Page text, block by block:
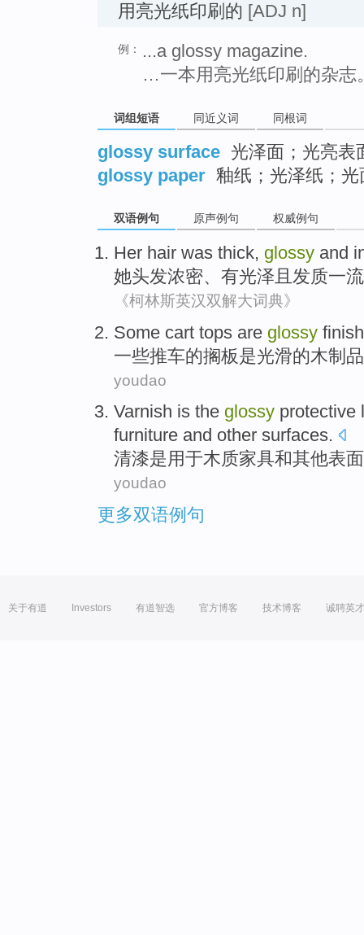
用亮光纸印刷的 [ADJ n]
例：
...a glossy magazine.
…一本用亮光纸印刷的杂志
词组短语 同近义词 同根词
glossy surface 光泽面；光亮表
glossy paper 釉纸；光泽纸；光
双语例句 原声例句 权威例句
Her hair was thick, glossy and
她头发浓密、 有光泽 且 发质一
《柯林斯英汉双解大词典》
Some cart tops are glossy
一些推车的搁板是光滑的木制
youdao
Varnish is the glossy protective
furniture and other surfaces.
清漆是用于木质家具和其他表面
youdao
更多双语例句
关于有道 Investors 有道智选 官方博客 技术博客 诚聘英才